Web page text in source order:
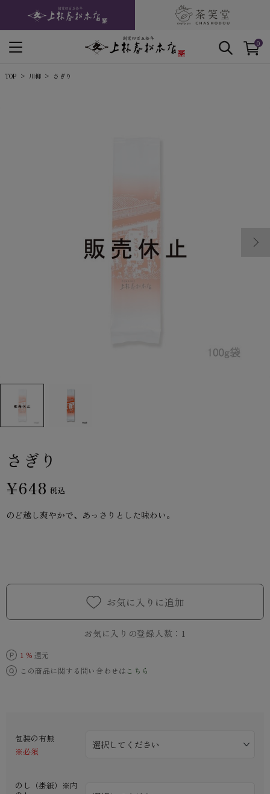
0
TOP 川柳 さぎり
さぎり
¥648 税込
のど越し爽やかで、あっさりとした味わい。
お気に入りに追加
お気に入りの登録人数： 1
1 % 還元
この商品に関する問い合わせは こちら
包装の有無
※必須
のし（掛紙）※内